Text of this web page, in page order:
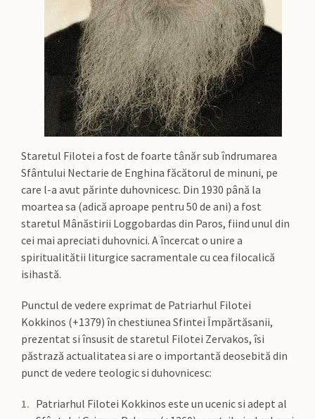
Staretul Filotei a fost de foarte tânăr sub îndrumarea
Sfântului Nectarie de Enghina făcătorul de minuni, pe
care l-a avut părinte duhovnicesc. Din 1930 până la
moartea sa (adică aproape pentru 50 de ani) a fost
staretul Mânăstirii Loggobardas din Paros, fiind unul din
cei mai apreciati duhovnici. A încercat o unire a
spiritualitătii liturgice sacramentale cu cea filocalică
isihastă.
Punctul de vedere exprimat de Patriarhul Filotei
Kokkinos (+1379) în chestiunea Sfintei Împărtăsanii,
prezentat si însusit de staretul Filotei Zervakos, îsi
păstrază actualitatea si are o importantă deosebită din
punct de vedere teologic si duhovnicesc:
Patriarhul Filotei Kokkinos este un ucenic si adept al